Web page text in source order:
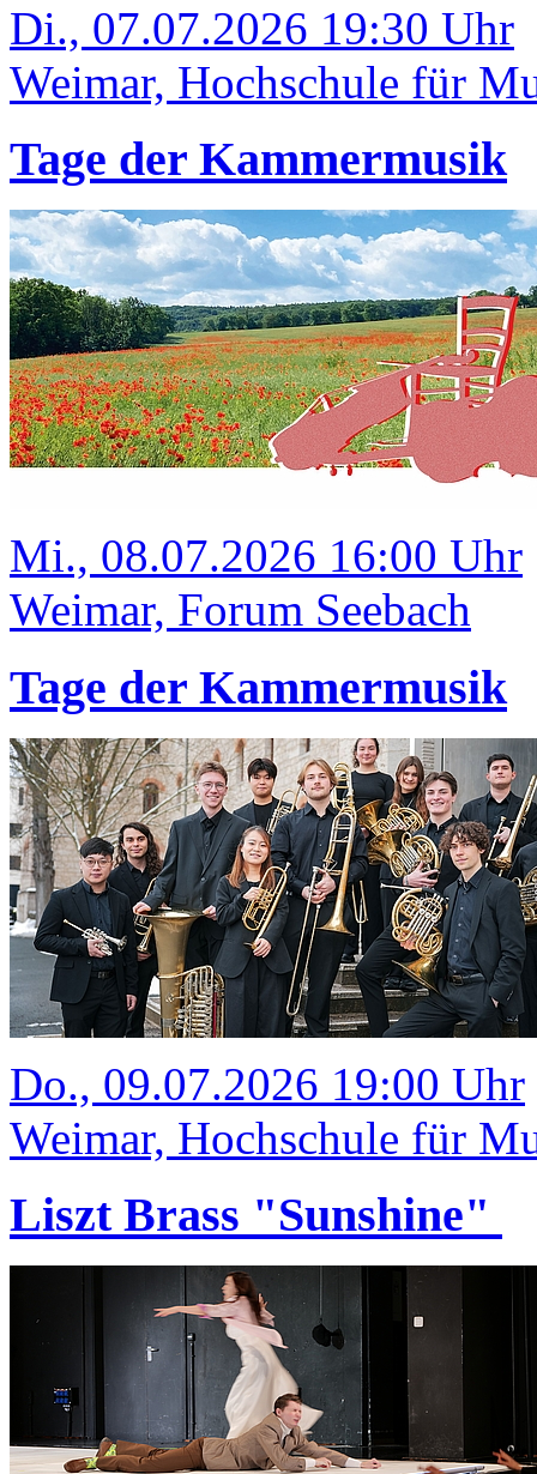
Di., 07.07.2026 19:30 Uhr
Weimar, Hochschule für
Tage der Kammermusik
Mi., 08.07.2026 16:00 Uhr
Weimar, Forum Seebach
Tage der Kammermusik
Do., 09.07.2026 19:00 Uhr
Weimar, Hochschule für
Liszt Brass "Sunshine"